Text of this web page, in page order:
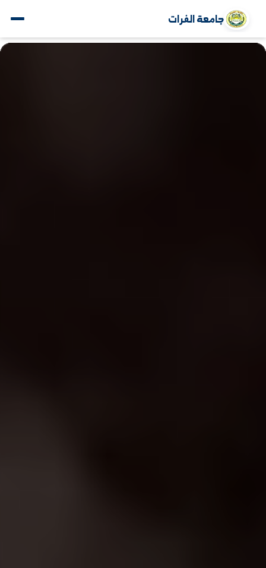
جامعة الفرات